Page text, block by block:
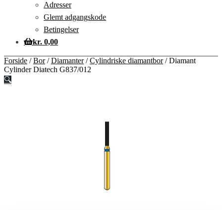
Adresser
Glemt adgangskode
Betingelser
kr. 0,00
Forside /Bor/Diamanter/Cylindriske diamantbor/Diamant
Cylinder Diatech G837/012
🔍